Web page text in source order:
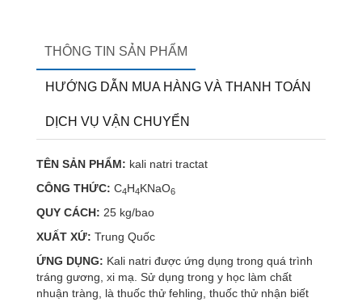
THÔNG TIN SẢN PHẨM
HƯỚNG DẪN MUA HÀNG VÀ THANH TOÁN
DỊCH VỤ VẬN CHUYỂN
TÊN SẢN PHẨM: kali natri tractat
CÔNG THỨC: C4H4KNaO6
QUY CÁCH: 25 kg/bao
XUẤT XỨ: Trung Quốc
ỨNG DỤNG: Kali natri được ứng dụng trong quá trình
tráng gương, xi mạ. Sử dụng trong y học làm chất
nhuận tràng, là thuốc thử fehling, thuốc thử nhận biết